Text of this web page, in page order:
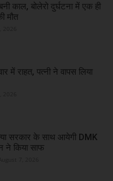
काल, बोलेरो दुर्घटना में एक ही
मौत
में राहत, पत्नी ने वापस लिया
सरकार के साथ आयेगी DMK
ने किया साफ